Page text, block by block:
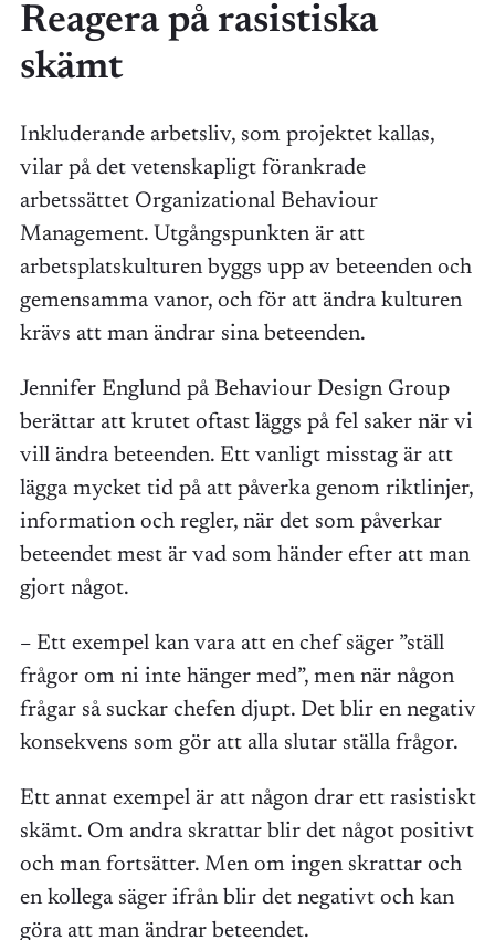
Reagera på rasistiska
skämt
Inkluderande arbetsliv, som projektet kallas,
vilar på det vetenskapligt förankrade
arbetssättet Organizational Behaviour
Management. Utgångspunkten är att
arbetsplatskulturen byggs upp av beteenden och
gemensamma vanor, och för att ändra kulturen
krävs att man ändrar sina beteenden.
Jennifer Englund på Behaviour Design Group
berättar att krutet oftast läggs på fel saker när vi
vill ändra beteenden. Ett vanligt misstag är att
lägga mycket tid på att påverka genom riktlinjer,
information och regler, när det som påverkar
beteendet mest är vad som händer efter att man
gjort något.
– Ett exempel kan vara att en chef säger ”ställ
frågor om ni inte hänger med”, men när någon
frågar så suckar chefen djupt. Det blir en negativ
konsekvens som gör att alla slutar ställa frågor.
Ett annat exempel är att någon drar ett rasistiskt
skämt. Om andra skrattar blir det något positivt
och man fortsätter. Men om ingen skrattar och
en kollega säger ifrån blir det negativt och kan
göra att man ändrar beteendet.